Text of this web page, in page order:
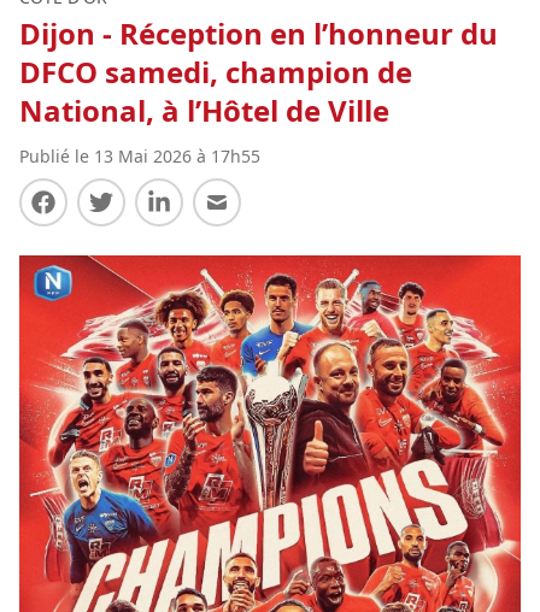
Dijon - Réception en l’honneur du
DFCO samedi, champion de
National, à l’Hôtel de Ville
Publié le 13 Mai 2026 à 17h55
Partager sur Facebook
Partager sur Twitter
Partager sur LinkedIn
Partager par E-mail